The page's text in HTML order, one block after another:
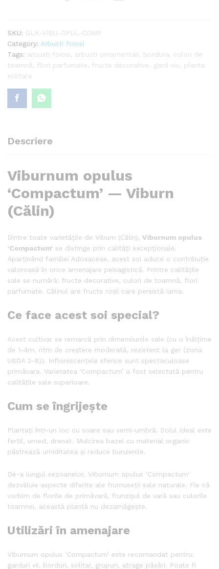
SKU: GLK-VIBU-OPUL-COMP
Category: Arbusti foiosi
Tags: arbusti foiosi arbusti ornamentali bordura
culori de
toamnă
flori parfumate fructe decorative gard viu
planta
solitara
Descriere
Viburnum opulus
‘Compactum’ — Viburn
(Călin)
Dintre toate varietățile de Viburn (Călin), Viburnum opulus
‘Compactum’ se distinge prin calități excepționale.
Aparținând familiei Adoxaceae, acest soi aduce o contribuție
valoroasă în orice amenajare peisagistică. Printre calitățile
sale se numără: fructe decorative, culori de toamnă, flori
parfumate. Călinul are fructe roșii care persistă iarna.
Ce face acest soi special?
Acest cultivar se remarcă prin dimensiunile sale (cu o înălțime
de 1-4m, ritm de creștere moderată, rezistent la ger (zona
USDA 3-8)). Inflorescențele sferice sunt spectaculoase
primăvara. Varietatea ‘Compactum’ a fost selectată pentru
calitățile sale superioare.
Cum se îngrijește
Plantați într-un loc cu soare sau semi-umbră. Solul ideal este
fertil, umed, drenat. Mulcirea bazei cu material organic
păstrează umiditatea și reduce buruienile.
De-a lungul sezoanelor, Viburnum opulus ‘Compactum’
dezvăluie aspecte diferite ale frumuseții sale naturale. Fie că
vorbim de florile de primăvară, frunzișul de vară sau culorile
toamnei, această plantă nu dezamăgește.
Utilizări în amenajare
Viburnum opulus ‘Compactum’ este recomandat pentru:
garduri vii, borduri, solitar, grupuri, atrage păsări. Poate fi